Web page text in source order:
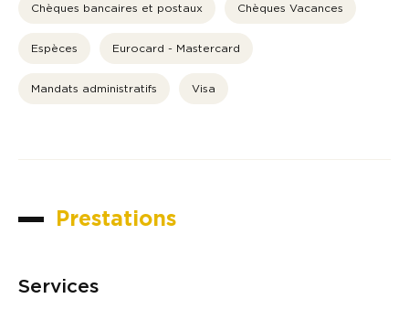
Chèques bancaires et postaux Chèques Vacances
Espèces Eurocard - Mastercard
Mandats administratifs Visa
Prestations
Services